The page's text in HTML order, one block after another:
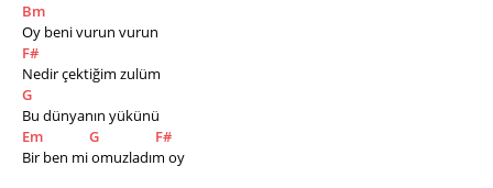
Bm
Oy beni vurun vurun
F#
Nedir çektiğim zulüm
G
Bu dünyanın yükünü
Em
G
F#
Bir ben mi omuzladım oy